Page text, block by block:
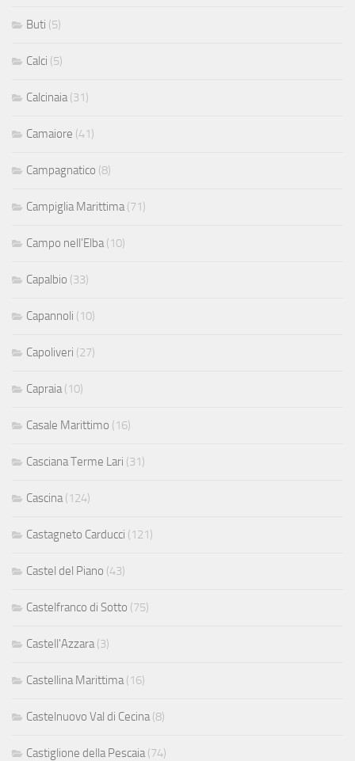
Buti (5)
Calci (5)
Calcinaia (31)
Camaiore (41)
Campagnatico (8)
Campiglia Marittima (71)
Campo nell'Elba (10)
Capalbio (33)
Capannoli (10)
Capoliveri (27)
Capraia (10)
Casale Marittimo (16)
Casciana Terme Lari (31)
Cascina (124)
Castagneto Carducci (121)
Castel del Piano (43)
Castelfranco di Sotto (75)
Castell'Azzara (3)
Castellina Marittima (16)
Castelnuovo Val di Cecina (8)
Castiglione della Pescaia (74)